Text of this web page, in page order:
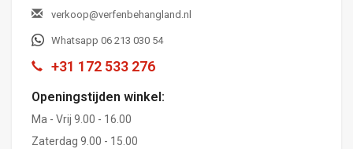
verkoop@verfenbehangland.nl
Whatsapp 06 213 030 54
+31 172 533 276
Openingstijden winkel:
Ma - Vrij 9.00 - 16.00
Zaterdag 9.00 - 15.00